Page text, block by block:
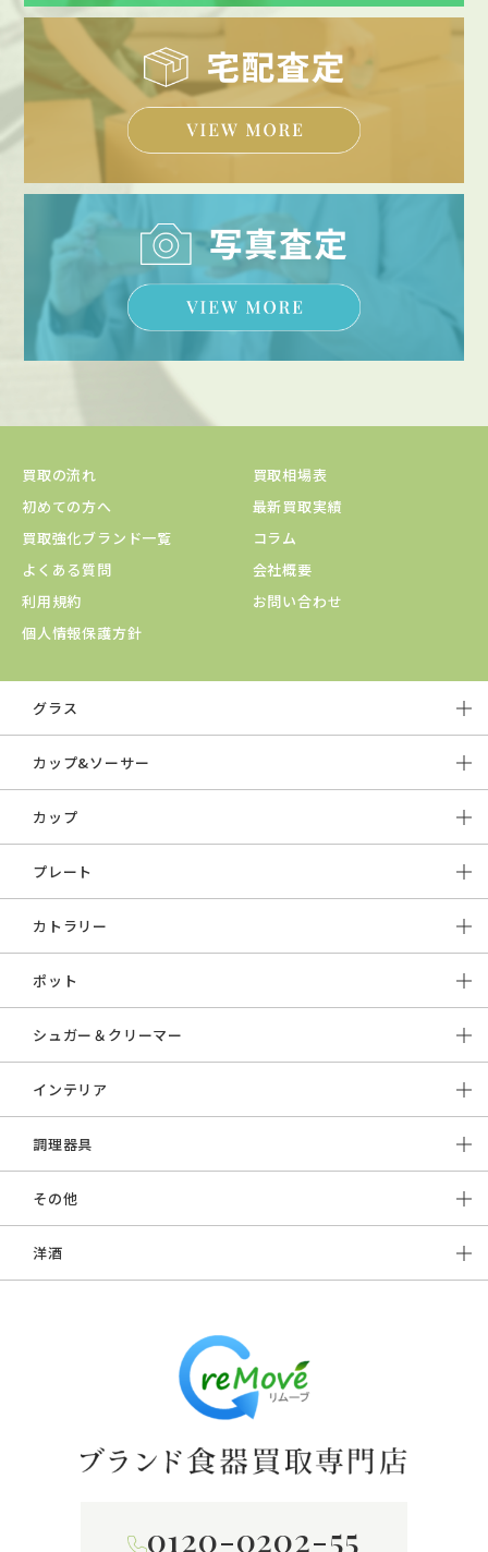
買取の流れ
買取相場表
初めての方へ
最新買取実績
買取強化ブランド一覧
コラム
よくある質問
会社概要
利用規約
お問い合わせ
個人情報保護方針
グラス
カップ&ソーサー
カップ
プレート
カトラリー
ポット
シュガー＆クリーマー
インテリア
調理器具
その他
洋酒
0120-0202-55